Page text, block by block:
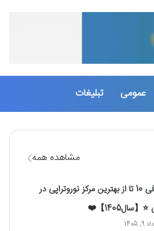
عمومی تبلیغات
مشاهده همه
معرفی 10 تا از بهترین مرکز نوروتراپی در
【سال1405】❤️
9, 1405